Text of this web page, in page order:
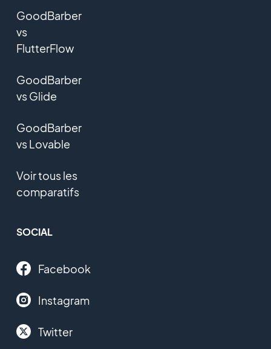
GoodBarber
vs
FlutterFlow
GoodBarber
vs Glide
GoodBarber
vs Lovable
Voir tous les
comparatifs
SOCIAL
Facebook
Instagram
Twitter